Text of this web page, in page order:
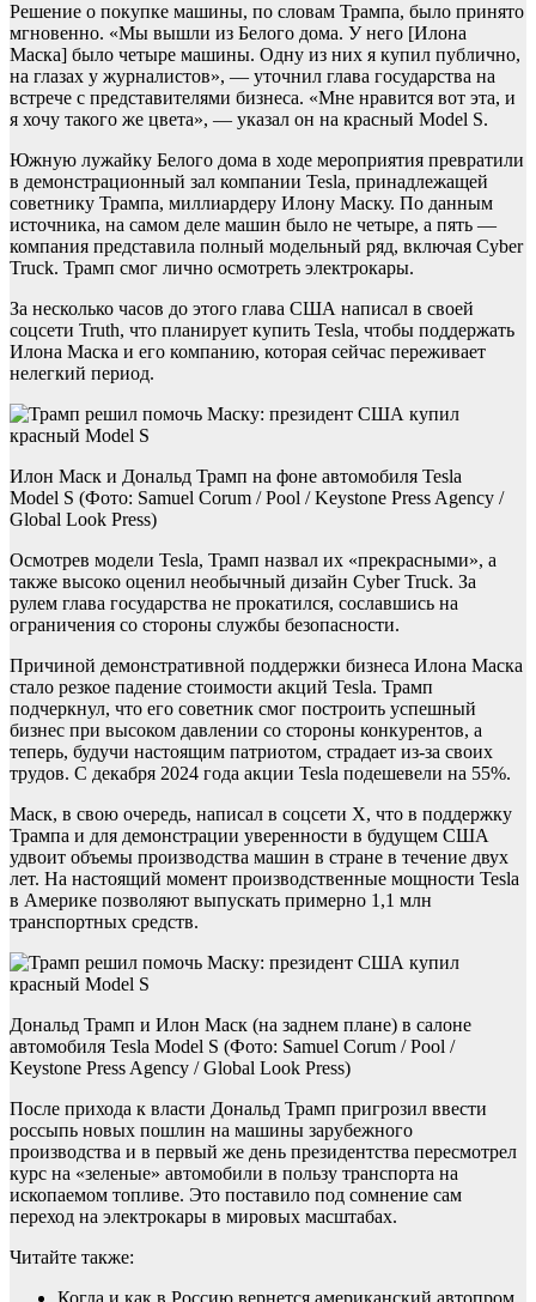
Решение о покупке машины, по словам Трампа, было принято
мгновенно. «Мы вышли из Белого дома. У него [Илона
Маска] было четыре машины. Одну из них я купил публично,
на глазах у журналистов», — уточнил глава государства на
встрече с представителями бизнеса. «Мне нравится вот эта, и
я хочу такого же цвета», — указал он на красный Model S.
Южную лужайку Белого дома в ходе мероприятия превратили
в демонстрационный зал компании Tesla, принадлежащей
советнику Трампа, миллиардеру Илону Маску. По данным
источника, на самом деле машин было не четыре, а пять —
компания представила полный модельный ряд, включая Cyber
Truck. Трамп смог лично осмотреть электрокары.
За несколько часов до этого глава США написал в своей
соцсети Truth, что планирует купить Tesla, чтобы поддержать
Илона Маска и его компанию, которая сейчас переживает
нелегкий период.
Илон Маск и Дональд Трамп на фоне автомобиля Tesla
Model S (Фото: Samuel Corum / Pool / Keystone Press Agency /
Global Look Press)
Осмотрев модели Tesla, Трамп назвал их «прекрасными», а
также высоко оценил необычный дизайн Cyber Truck. За
рулем глава государства не прокатился, сославшись на
ограничения со стороны службы безопасности.
Причиной демонстративной поддержки бизнеса Илона Маска
стало резкое падение стоимости акций Tesla. Трамп
подчеркнул, что его советник смог построить успешный
бизнес при высоком давлении со стороны конкурентов, а
теперь, будучи настоящим патриотом, страдает из-за своих
трудов. С декабря 2024 года акции Tesla подешевели на 55%.
Маск, в свою очередь, написал в соцсети X, что в поддержку
Трампа и для демонстрации уверенности в будущем США
удвоит объемы производства машин в стране в течение двух
лет. На настоящий момент производственные мощности Tesla
в Америке позволяют выпускать примерно 1,1 млн
транспортных средств.
Дональд Трамп и Илон Маск (на заднем плане) в салоне
автомобиля Tesla Model S (Фото: Samuel Corum / Pool /
Keystone Press Agency / Global Look Press)
После прихода к власти Дональд Трамп пригрозил ввести
россыпь новых пошлин на машины зарубежного
производства и в первый же день президентства пересмотрел
курс на «зеленые» автомобили в пользу транспорта на
ископаемом топливе. Это поставило под сомнение сам
переход на электрокары в мировых масштабах.
Читайте также: